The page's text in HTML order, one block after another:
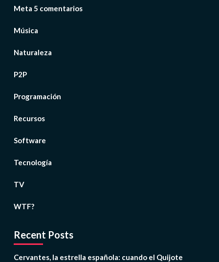
Meta 5 comentarios
Música
Naturaleza
P2P
Programación
Recursos
Software
Tecnología
TV
WTF?
Recent Posts
Cervantes, la estrella española: cuando el Quijote